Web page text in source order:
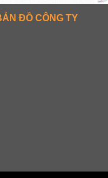
ĐỒ CÔNG TY